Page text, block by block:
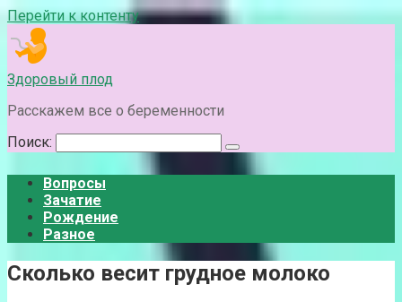
Перейти к контенту
Здоровый плод
Расскажем все о беременности
Поиск:
Вопросы
Зачатие
Рождение
Разное
Сколько весит грудное молоко